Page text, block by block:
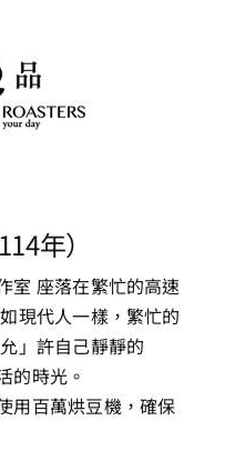
年）
室 座落在繁忙的高速
現代人一樣，繁忙的
」許自己靜靜的
的時光。
用百萬烘豆機，確保